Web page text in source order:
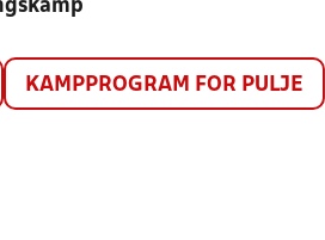
KAMPPROGRAM FOR PULJE